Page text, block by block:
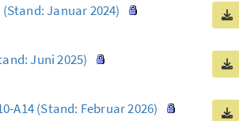
Januar 2024)
Juni 2025)
A14 (Stand: Februar 2026)